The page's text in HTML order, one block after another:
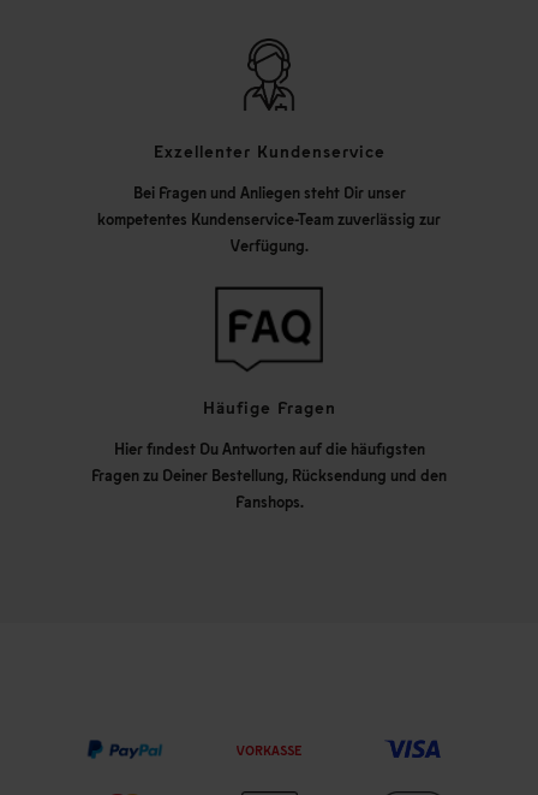
Exzellenter Kundenservice
Bei Fragen und Anliegen steht Dir unser
kompetentes Kundenservice-Team zuverlässig zur
Verfügung.
Häufige Fragen
Hier findest Du Antworten auf die häufigsten
Fragen zu Deiner Bestellung, Rücksendung und den
Fanshops.
VORKASSE